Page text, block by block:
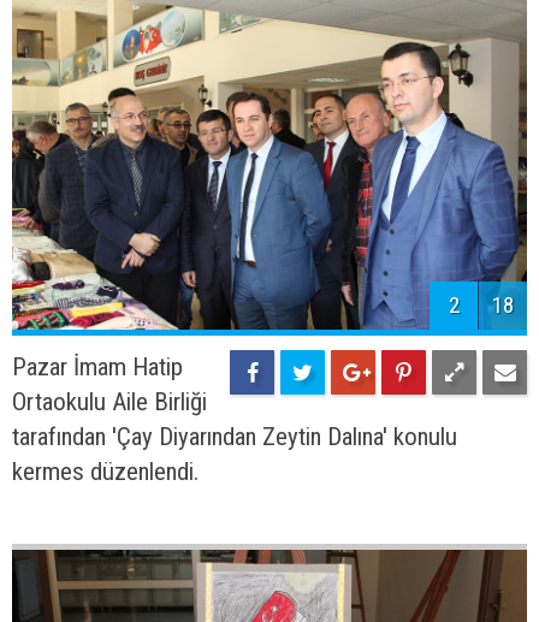
2 18
Pazar İmam Hatip
Ortaokulu Aile Birliği
tarafından 'Çay Diyarından Zeytin Dalına' konulu
kermes düzenlendi.